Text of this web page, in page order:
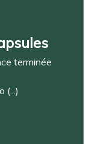
terminée
(...)